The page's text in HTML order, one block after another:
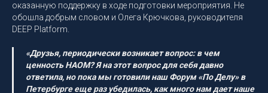
оказанную поддержку в ходе подготовки мероприятия. Не
обошла добрым словом и Олега Крючкова, руководителя
DEEP Platform.
«Друзья, периодически возникает вопрос: в чем
ценность НАОМ? Я на этот вопрос для себя давно
ответила, но пока мы готовили наш Форум «По Делу» в
Петербурге еще раз убедилась, как много нам дает наше